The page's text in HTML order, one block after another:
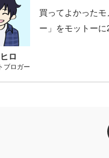
ロ
ブロガー
買ってよかった
ー」をモットー